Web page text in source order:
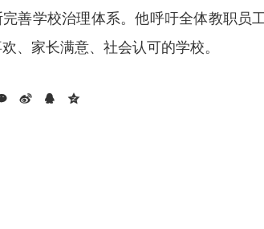
完善学校治理体系。他呼吁全体教职员
、家长满意、社会认可的学校。